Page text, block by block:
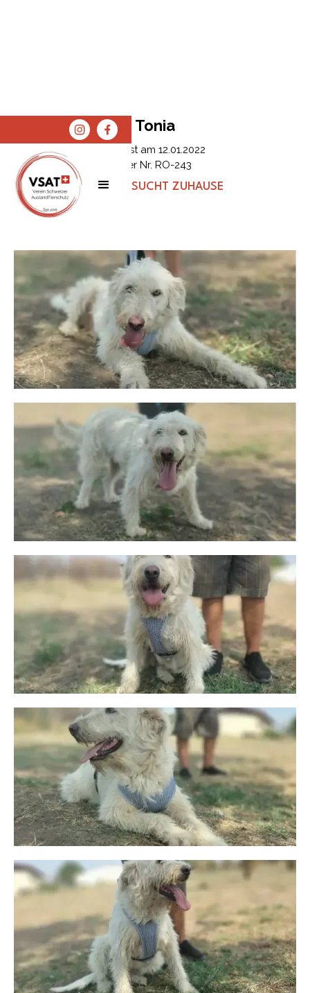
SPENDEN
SHOP
Tonia
Erfasst am 12.01.2022
Tier Nr. RO-243
STATUS: SUCHT ZUHAUSE